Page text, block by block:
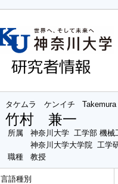
タケムラ ケンイチ
竹村 兼一
所属
神奈川大学 工学部 機械
神奈川大学大学院 工学
職種
教授
言語種別